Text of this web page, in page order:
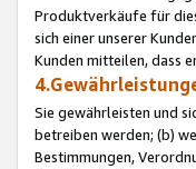
Produktverkäufe für
sich einer unserer
Kunden mitteilen, dass
Sie gewährleisten und
betreiben werden; (b)
Bestimmungen,